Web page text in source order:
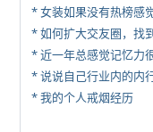
* 女装如果没有热榜感
* 如何扩大交友圈，找
* 近一年总感觉记忆力
* 说说自己行业内的内
* 我的个人戒烟经历